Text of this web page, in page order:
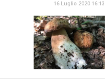
16 Luglio 2020 16:13